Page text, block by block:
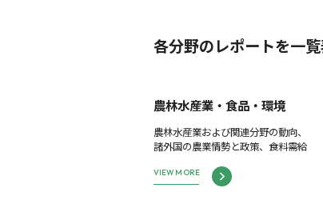
各分野のレポートを一
農林水産業・食品・環境
農林水産業および関連分野の動向、
諸外国の農業情勢と政策、食料需給
VIEW MORE